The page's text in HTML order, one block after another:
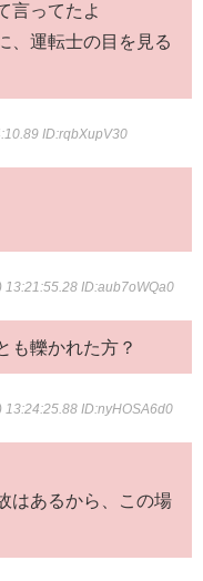
言ってたよ
、運転士の目を見る
ID:rqbXupV30
13:21:55.28 ID:aub7oWQa0
も轢かれた方？
13:24:25.88 ID:nyHOSA6d0
はあるから、この場